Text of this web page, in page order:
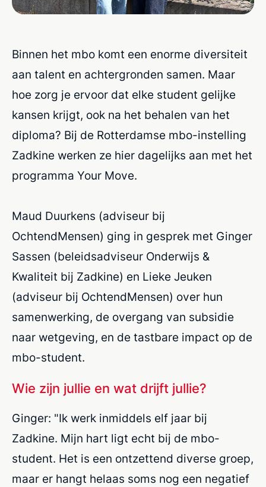
Binnen het mbo komt een enorme diversiteit
aan talent en achtergronden samen. Maar
hoe zorg je ervoor dat elke student gelijke
kansen krijgt, ook na het behalen van het
diploma? Bij de Rotterdamse mbo-instelling
Zadkine werken ze hier dagelijks aan met het
programma Your Move.
Maud Duurkens (adviseur bij
OchtendMensen) ging in gesprek met Ginger
Sassen (beleidsadviseur Onderwijs &
Kwaliteit bij Zadkine) en Lieke Jeuken
(adviseur bij OchtendMensen) over hun
samenwerking, de overgang van subsidie
naar wetgeving, en de tastbare impact op de
mbo-student.
Wie zijn jullie en wat drijft jullie?
Ginger: "Ik werk inmiddels elf jaar bij
Zadkine. Mijn hart ligt echt bij de mbo-
student. Het is een ontzettend diverse groep,
maar er hangt helaas soms nog een negatief